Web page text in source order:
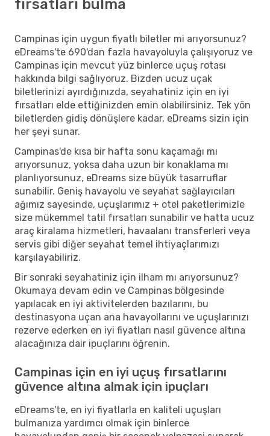
fırsatları bulma
Campinas için uygun fiyatlı biletler mi arıyorsunuz?
eDreams'te 690'dan fazla havayoluyla çalışıyoruz ve
Campinas için mevcut yüz binlerce uçuş rotası
hakkında bilgi sağlıyoruz. Bizden ucuz uçak
biletlerinizi ayırdığınızda, seyahatiniz için en iyi
fırsatları elde ettiğinizden emin olabilirsiniz. Tek yön
biletlerden gidiş dönüşlere kadar, eDreams sizin için
her şeyi sunar.
Campinas'de kısa bir hafta sonu kaçamağı mı
arıyorsunuz, yoksa daha uzun bir konaklama mı
planlıyorsunuz, eDreams size büyük tasarruflar
sunabilir. Geniş havayolu ve seyahat sağlayıcıları
ağımız sayesinde, uçuşlarımız + otel paketlerimizle
size mükemmel tatil fırsatları sunabilir ve hatta ucuz
araç kiralama hizmetleri, havaalanı transferleri veya
servis gibi diğer seyahat temel ihtiyaçlarımızı
karşılayabiliriz.
Bir sonraki seyahatiniz için ilham mı arıyorsunuz?
Okumaya devam edin ve Campinas bölgesinde
yapılacak en iyi aktivitelerden bazılarını, bu
destinasyona uçan ana havayollarını ve uçuşlarınızı
rezerve ederken en iyi fiyatları nasıl güvence altına
alacağınıza dair ipuçlarını öğrenin.
Campinas için en iyi uçuş fırsatlarını
güvence altına almak için ipuçları
eDreams'te, en iyi fiyatlarla en kaliteli uçuşları
bulmanıza yardımcı olmak için binlerce